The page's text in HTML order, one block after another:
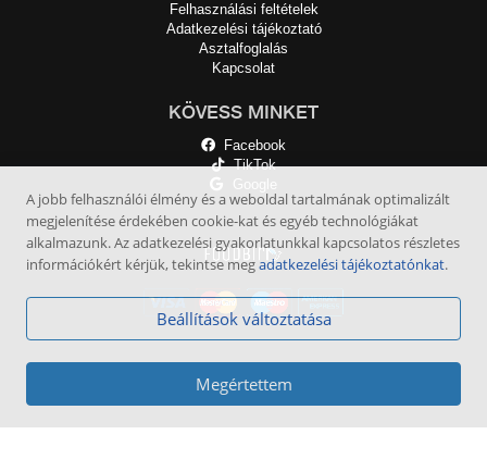
Felhasználási feltételek
Adatkezelési tájékoztató
Asztalfoglalás
Kapcsolat
KÖVESS MINKET
Facebook
TikTok
Google
A jobb felhasználói élmény és a weboldal tartalmának optimalizált
megjelenítése érdekében cookie-kat és egyéb technológiákat
alkalmazunk. Az adatkezelési gyakorlatunkkal kapcsolatos részletes
információkért kérjük, tekintse megadatkezelési tájékoztatónkat.
Beállítások változtatása
Megértettem